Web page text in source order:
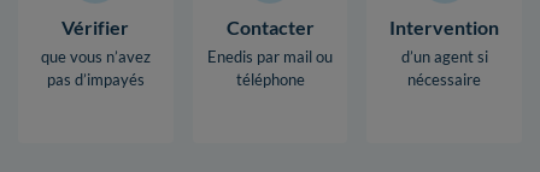
Vérifier
que vous n’avez
pas d’impayés
Contacter
Enedis par mail ou
téléphone
Intervention
d’un agent si
nécessaire